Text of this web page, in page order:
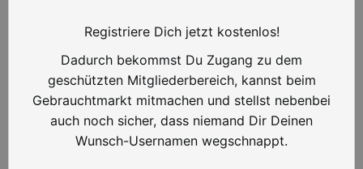
Registriere Dich jetzt kostenlos!
Dadurch bekommst Du Zugang zu dem
geschützten Mitgliederbereich, kannst beim
Gebrauchtmarkt mitmachen und stellst nebenbei
auch noch sicher, dass niemand Dir Deinen
Wunsch-Usernamen wegschnappt.